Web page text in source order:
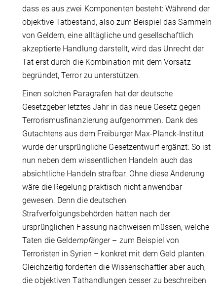
dass es aus zwei Komponenten besteht: Während der
objektive Tatbestand, also zum Beispiel das Sammeln
von Geldern, eine alltägliche und gesellschaftlich
akzeptierte Handlung darstellt, wird das Unrecht der
Tat erst durch die Kombination mit dem Vorsatz
begründet, Terror zu unterstützen.
Einen solchen Paragrafen hat der deutsche
Gesetzgeber letztes Jahr in das neue Gesetz gegen
Terrorismusfinanzierung aufgenommen. Dank des
Gutachtens aus dem Freiburger Max-Planck-Institut
wurde der ursprüngliche Gesetzentwurf ergänzt: So ist
nun neben dem wissentlichen Handeln auch das
absichtliche Handeln strafbar. Ohne diese Änderung
wäre die Regelung praktisch nicht anwendbar
gewesen. Denn die deutschen
Strafverfolgungsbehörden hätten nach der
ursprünglichen Fassung nachweisen müssen, welche
Taten die Geldempfänger– zum Beispiel von
Terroristen in Syrien – konkret mit dem Geld planten.
Gleichzeitig forderten die Wissenschaftler aber auch,
die objektiven Tathandlungen besser zu beschreiben